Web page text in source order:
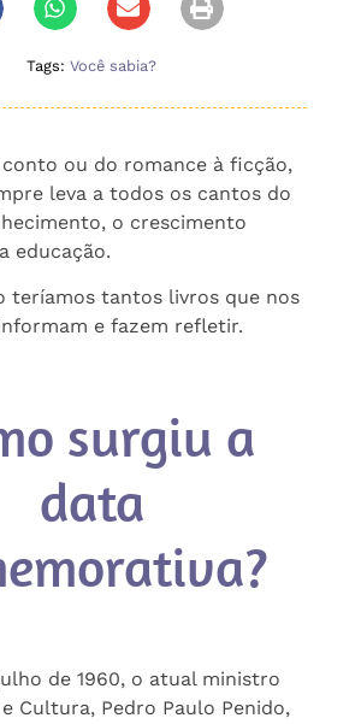
Tags: Você sabia?
conto ou do romance à ficção,
leva a todos os cantos do
o crescimento
educação.
teríamos tantos livros que nos
e fazem refletir.
surgiu a
data
de 1960, o atual ministro
Cultura, Pedro Paulo Penido,